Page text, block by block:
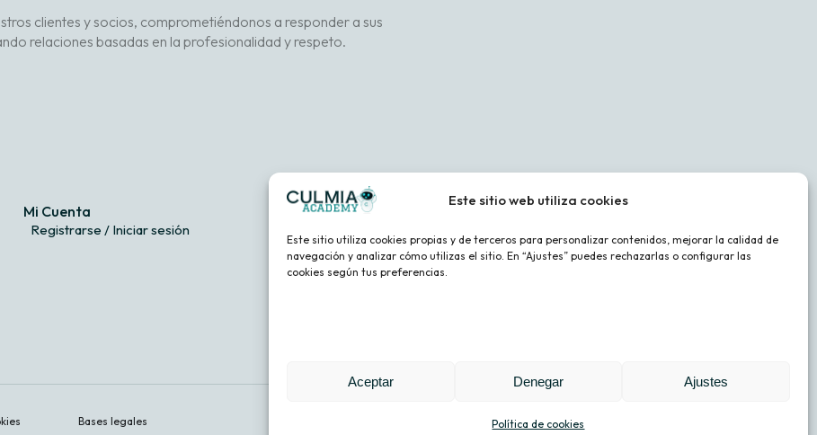
Este sitio web utiliza cookies
Este sitio utiliza cookies propias y de terceros para personalizar contenidos, mejorar la calidad de
navegación y analizar cómo utilizas el sitio. En “Ajustes” puedes rechazarlas o configurar las
cookies según tus preferencias.
Aceptar Denegar Ajustes
Política de cookies
clientes y socios, comprometiéndonos a responder a sus
relaciones basadas en la profesionalidad y respeto.
Mi Cuenta
Registrarse / Iniciar sesión
CULMIA blog
¿Te llamemos?
Bases legales 2026 Culmia | Todos los derechos reservados